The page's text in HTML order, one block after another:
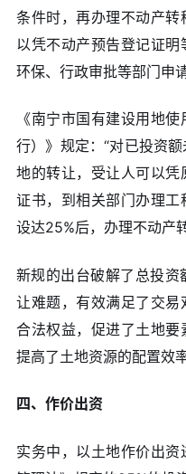
条件时，再办理不动产
以凭不动产预告登记证明
环保、行政审批等部门申
《南宁市国有建设用地
行）》规定：“对已投资
地的转让，受让人可以
证书，到相关部门办理
设达25%后，办理不动产
新规的出台破解了总投
让难题，有效满足了交
合法权益，促进了土地要
提高了土地资源的配置效率
四、作价出资
实务中，以土地作价出